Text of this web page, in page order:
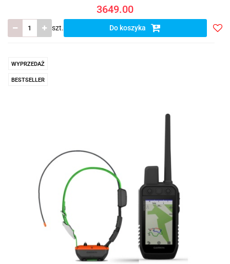
3649.00
szt. Do koszyka
WYPRZEDAŻ
BESTSELLER